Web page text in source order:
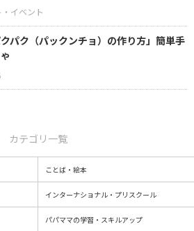
クパク（パックンチョ）の作り方」簡単手
カテゴリ一覧
ことば・絵本
インターナショナル・プリスクール
パパママの学習・スキルアップ